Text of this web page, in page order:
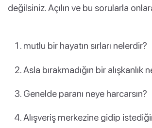
değilsiniz. Açılın ve bu sorularla
mutlu bir hayatın sırları nelerdir?
Asla bırakmadığın bir alışkanlık
Genelde paranı neye harcarsın?
Alışveriş merkezine gidip